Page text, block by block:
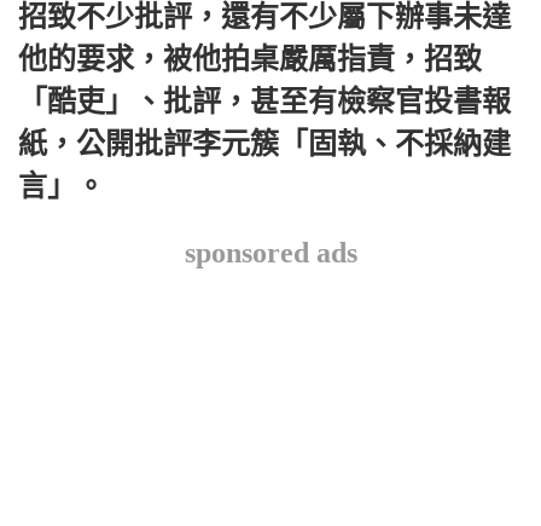
招致不少批評，還有不少屬下辦事未達
他的要求，被他拍桌嚴厲指責，招致
「酷吏」、批評，甚至有檢察官投書報
紙，公開批評李元簇「固執、不採納建
言」。
sponsored ads